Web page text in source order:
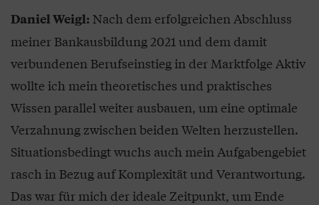
Daniel Weigl: Nach dem erfolgreichen Abschluss
meiner Bankausbildung 2021 und dem damit
verbundenen Berufseinstieg in der Marktfolge Aktiv
wollte ich mein theoretisches und praktisches
Wissen parallel weiter ausbauen, um eine optimale
Verzahnung zwischen beiden Welten herzustellen.
Situationsbedingt wuchs auch mein Aufgabengebiet
rasch in Bezug auf Komplexität und Verantwortung.
Das war für mich der ideale Zeitpunkt, um Ende